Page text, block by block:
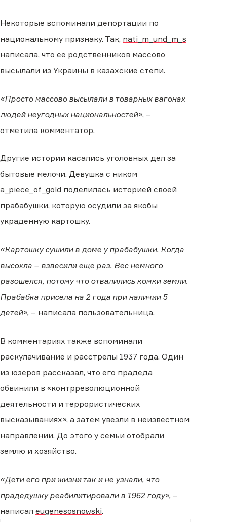
Некоторые вспоминали депортации по
национальному признаку. Так, nati_m_und_m_s
написала, что ее родственников массово
высылали из Украины в казахские степи.
«Просто массово высылали в товарных вагонах
людей неугодных национальностей», –
отметила комментатор.
Другие истории касались уголовных дел за
бытовые мелочи. Девушка с ником
a_piece_of_gold поделилась историей своей
прабабушки, которую осудили за якобы
украденную картошку.
«Картошку сушили в доме у прабабушки. Когда
высохла – взвесили еще раз. Вес немного
разошелся, потому что отвалились комки земли.
Прабабка присела на 2 года при наличии 5
детей», – написала пользовательница.
В комментариях также вспоминали
раскулачивание и расстрелы 1937 года. Один
из юзеров рассказал, что его прадеда
обвинили в «контрреволюционной
деятельности и террористических
высказываниях», а затем увезли в неизвестном
направлении. До этого у семьи отобрали
землю и хозяйство.
«Дети его при жизни так и не узнали, что
прадедушку реабилитировали в 1962 году», –
написал eugenesosnowski.